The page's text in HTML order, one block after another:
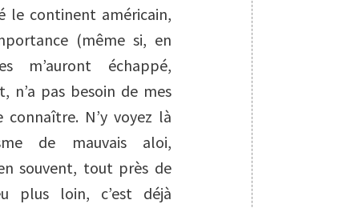
le continent américain,
(même si, en
m’auront échappé,
n’a pas besoin de mes
connaître. N’y voyez là
de mauvais aloi,
souvent, tout près de
plus loin, c’est déjà